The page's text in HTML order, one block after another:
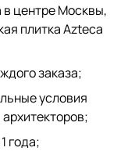
в центре Москвы,
плитка Azteca
заказа;
условия
архитекторов;
года;